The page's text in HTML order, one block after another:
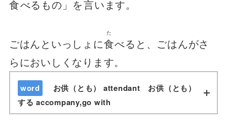
食べるもの」を言います。
ごはんといっしょに食
た
べると、ごはんがさ
らにおいしくなります。
word
お供（とも） attendant お供（とも）
する accompany,go with